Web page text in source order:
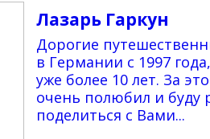
Лазарь Гаркун
Дорогие
в Германии с 1997
уже более 10 лет. За
очень полюбил и буду
поделиться с Вами...